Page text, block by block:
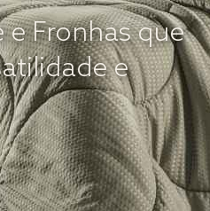
Fronhas que
e